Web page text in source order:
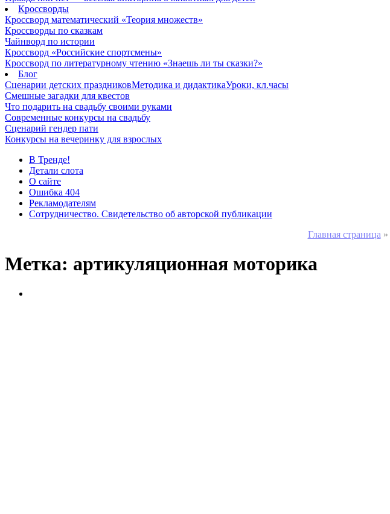
Кроссворды
Кроссворд математический «Теория множеств»
Кроссворды по сказкам
Чайнворд по истории
Кроссворд «Российские спортсмены»
Кроссворд по литературному чтению «Знаешь ли ты сказки?»
Блог
Сценарии детских праздниковМетодика и дидактикаУроки, кл.часы
Смешные загадки для квестов
Что подарить на свадьбу своими руками
Современные конкурсы на свадьбу
Сценарий гендер пати
Конкурсы на вечеринку для взрослых
В Тренде!
Детали слота
О сайте
Ошибка 404
Рекламодателям
Сотрудничество. Свидетельство об авторской публикации
Главная страница »
Метка: артикуляционная моторика